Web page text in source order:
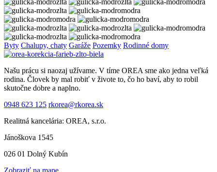
Byty Chalupy, chaty Garáže Pozemky Rodinné domy
Našu prácu si naozaj užívame. V tíme OREA sme ako jedna veľká
rodina. Človek by mal robiť v živote to, čo ho baví, aby to robil
skutočne dobre a naplno.
0948 623 125 rkorea@rkorea.sk
Realitná kancelária: OREA, s.r.o.
Jánoškova 1545
026 01 Dolný Kubín